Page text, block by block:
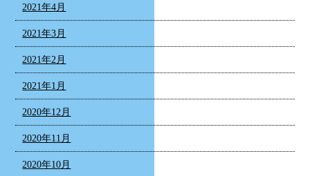
2021年4月
2021年3月
2021年2月
2021年1月
2020年12月
2020年11月
2020年10月